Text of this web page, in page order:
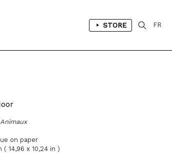
STORE FR
on paper
( 14,96 x 10,24 in )